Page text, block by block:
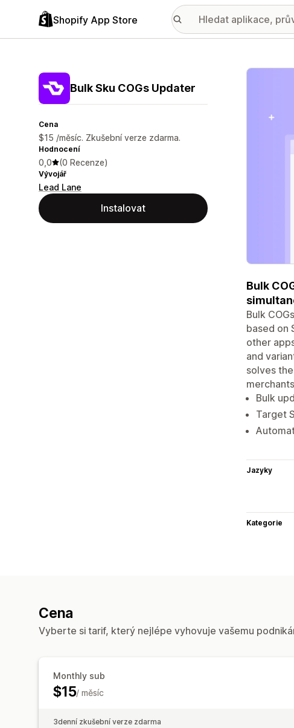
Shopify App Store
Bulk Sku COGs Updater
Cena
$15 /měsíc. Zkušební verze zdarma.
Hodnocení
0,0 (0 Recenze)
Vývojář
Lead Lane
Instalovat
Galerie
Bulk
Bulk
based on
other
and
solves
Bulk
Target
Jazyky
Kategorie
Cena
Vyberte si tarif, který nejlépe vyhovuje vašemu
Monthly sub
$15/ měsíc
3denní zkušební verze zdarma